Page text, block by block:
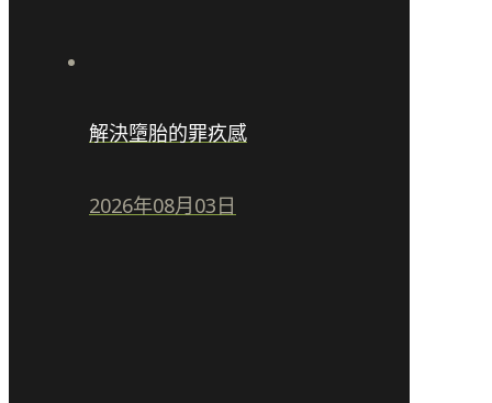
解決墮胎的罪疚感
2026年08月03日